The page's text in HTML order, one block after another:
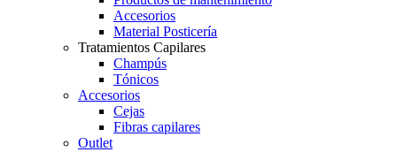
Accesorios
Material Posticería
Tratamientos Capilares
Champús
Tónicos
Accesorios
Cejas
Fibras capilares
Outlet